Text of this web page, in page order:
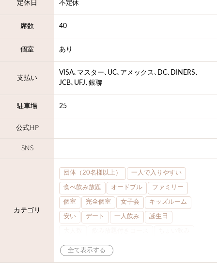
定休日 不定休
席数 40
個室 あり
支払い
VISA､マスター､UC､アメックス､DC､DINERS､
JCB､UFJ､銀聯
駐車場 25
公式HP
SNS
カテゴリ
団体（20名様以上） 一人で入りやすい
食べ飲み放題 オードブル ファミリー
個室 完全個室 女子会 キッズルーム
安い デート 一人飲み 誕生日
肉料理 模合